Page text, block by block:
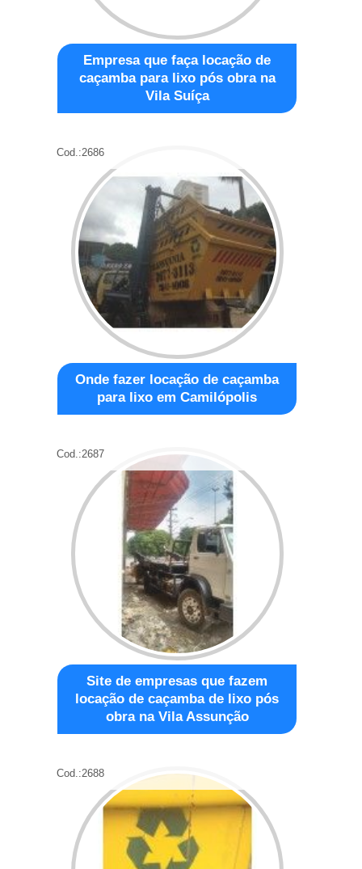
Empresa que faça locação de
caçamba para lixo pós obra na
Vila Suíça
Cod.:2686
Onde fazer locação de caçamba
para lixo em Camilópolis
Cod.:2687
Site de empresas que fazem
locação de caçamba de lixo pós
obra na Vila Assunção
Cod.:2688